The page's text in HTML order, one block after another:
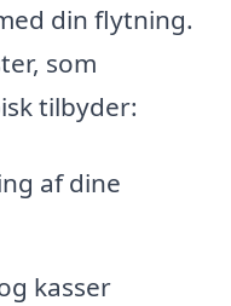
din flytning.
som
tilbyder:
af dine
kasser